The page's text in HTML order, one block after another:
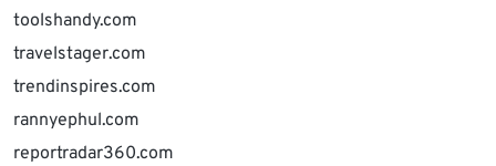
toolshandy.com
travelstager.com
trendinspires.com
rannyephul.com
reportradar360.com